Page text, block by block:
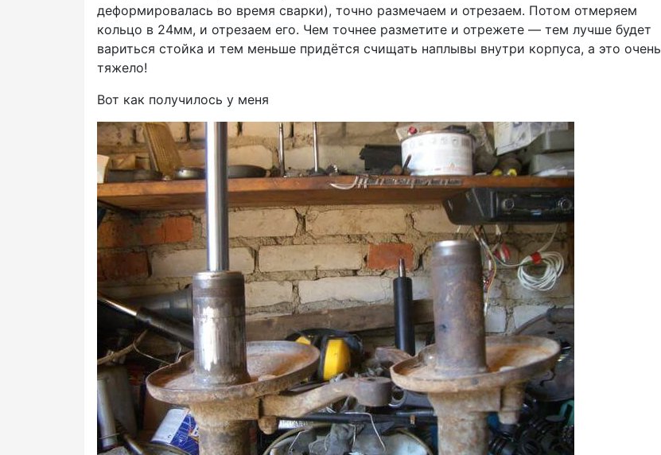
деформировалась во время сварки), точно размечаем и отрезаем. Потом отмеряем
кольцо в 24мм, и отрезаем его. Чем точнее разметите и отрежете — тем лучше будет
вариться стойка и тем меньше придётся счищать наплывы внутри корпуса, а это очень
тяжело!
Вот как получилось у меня